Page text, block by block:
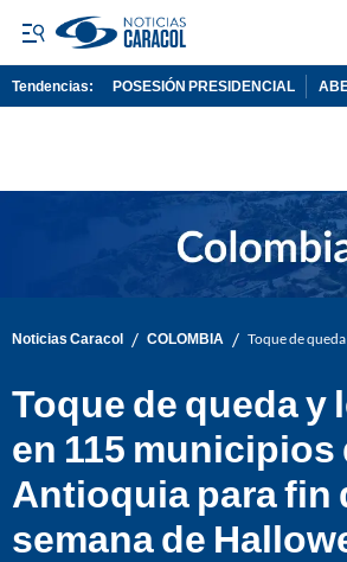
Tendencias: POSESIÓN PRESIDENCIAL
Noticias Caracol / COLOMBIA / Toque de
Toque de queda y
en 115 municipios
Antioquia para fin
semana de